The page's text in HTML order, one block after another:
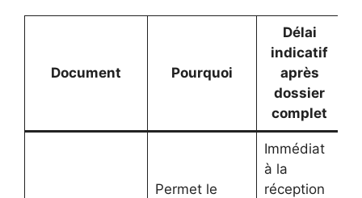
Document Pourquoi
Délai
indicatif
après
dossier
complet
Permet le
Immédiat
à la
réception